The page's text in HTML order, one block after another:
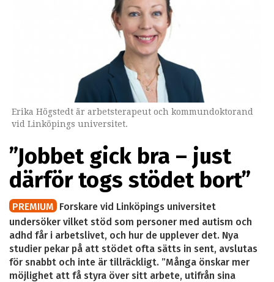
Erika Högstedt är arbetsterapeut och kommundoktorand
vid Linköpings universitet.
”Jobbet gick bra – just
därför togs stödet bort”
PREMIUM Forskare vid Linköpings universitet
undersöker vilket stöd som personer med autism och
adhd får i arbetslivet, och hur de upplever det. Nya
studier pekar på att stödet ofta sätts in sent, avslutas
för snabbt och inte är tillräckligt. ”Många önskar mer
möjlighet att få styra över sitt arbete, utifrån sina